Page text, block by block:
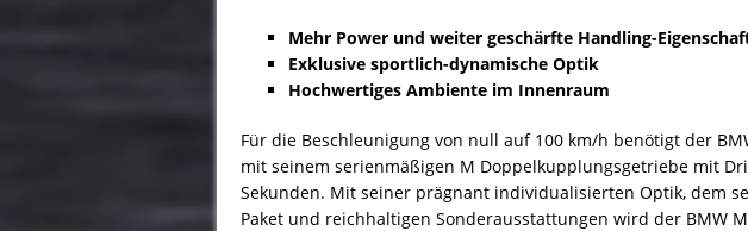
Mehr Power und weiter geschärfte Handling-
Exklusive sportlich-dynamische Optik
Hochwertiges Ambiente im Innenraum
Für die Beschleunigung von null auf 100 km/h benötigt der
mit seinem serienmäßigen M Doppelkupplungsgetriebe mit
Sekunden. Mit seiner prägnant individualisierten Optik, dem
Paket und reichhaltigen Sonderausstattungen wird der BMW